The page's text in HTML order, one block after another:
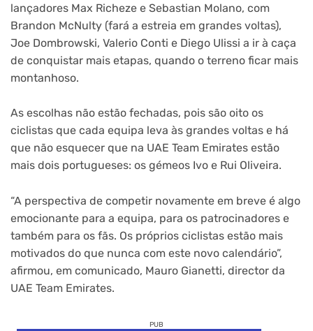
lançadores Max Richeze e Sebastian Molano, com
Brandon McNulty (fará a estreia em grandes voltas),
Joe Dombrowski, Valerio Conti e Diego Ulissi a ir à caça
de conquistar mais etapas, quando o terreno ficar mais
montanhoso.
As escolhas não estão fechadas, pois são oito os
ciclistas que cada equipa leva às grandes voltas e há
que não esquecer que na UAE Team Emirates estão
mais dois portugueses: os gémeos Ivo e Rui Oliveira.
“A perspectiva de competir novamente em breve é algo
emocionante para a equipa, para os patrocinadores e
também para os fãs. Os próprios ciclistas estão mais
motivados do que nunca com este novo calendário”,
afirmou, em comunicado, Mauro Gianetti, director da
UAE Team Emirates.
PUB